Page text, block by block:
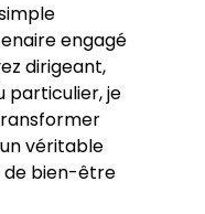
engagé
dirigeant,
particulier, je
véritable
de bien-être